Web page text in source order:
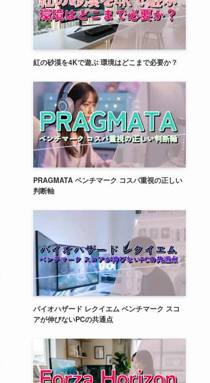
紅の砂漠を4Kで遊ぶ 環境はどこまで必要か？
PRAGMATA ベンチマーク コスパ重視の正しい
判断軸
バイオハザード レクイエム ベンチマーク スコ
アが伸びないPCの共通点